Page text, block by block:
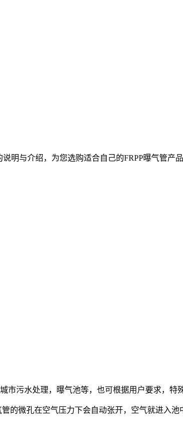
明与介绍，为您选购适合自己的FRPP曝气管产
市污水处理，曝气池等，也可根据用户要求，特
的微孔在空气压力下会自动张开，空气就进入池